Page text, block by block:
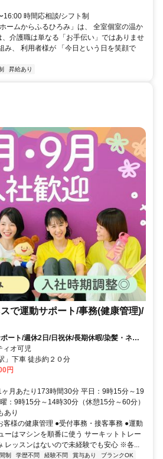
時間応相談/シフト制
ームからふるひろみ」は、 全室個室の温か
、介護職は単なる「お手伝い」ではありませ
み、 利用者様が 「今日という日を笑顔で
昇給あり
で運動サポート/事務(健康管理)/
ート/週休2日/日祝休/長期休暇/染髪・ネイ
オ可児
」下車 徒歩約２０分
円
月あたり173時間30分 平日：9時15分～19
：9時15分～14時30分（休憩15分～60分）
あり
客様の健康管理 ●受付事務・接客事務 ●運動
はマシンを順番に使う サーキットトレー
レッスンはないので未経験でも安心 ※各...
制 学歴不問 経験不問 賞与あり
ブランクOK